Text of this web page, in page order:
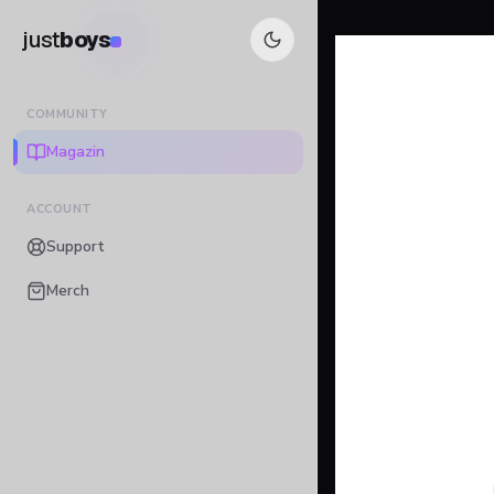
justboys
COMMUNITY
Magazin
ACCOUNT
Support
Merch